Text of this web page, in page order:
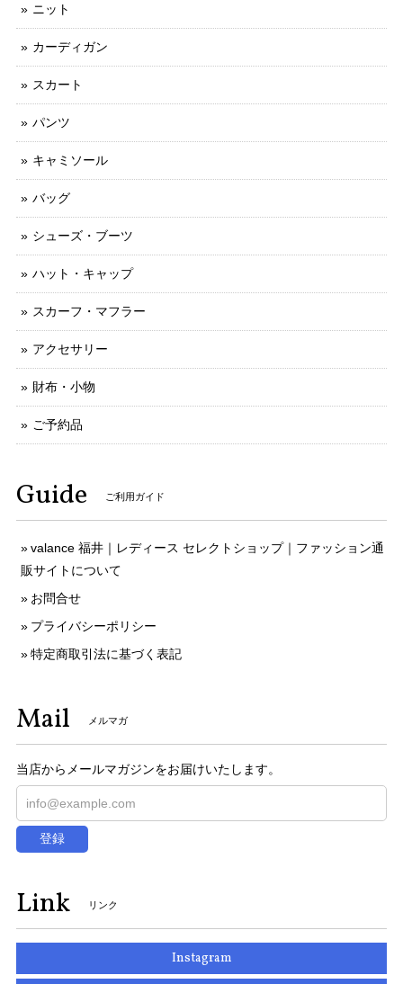
ニット
カーディガン
スカート
パンツ
キャミソール
バッグ
シューズ・ブーツ
ハット・キャップ
スカーフ・マフラー
アクセサリー
財布・小物
ご予約品
Guide ご利用ガイド
valance 福井｜レディース セレクトショップ｜ファッション通
販サイトについて
お問合せ
プライバシーポリシー
特定商取引法に基づく表記
Mail メルマガ
当店からメールマガジンをお届けいたします。
登録
Link リンク
Instagram